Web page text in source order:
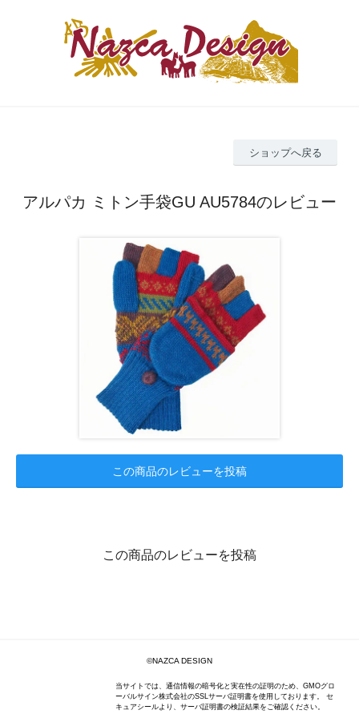
ショップへ戻る
アルパカ ミトン手袋GU AU5784のレビュー
この商品のレビューを投稿
この商品のレビューを投稿
©NAZCA DESIGN
当サイトでは、通信情報の暗号化と実在性の証明のため、GMOグロ
ーバルサイン株式会社のSSLサーバ証明書を使用しております。 セ
キュアシールより、サーバ証明書の検証結果をご確認ください。